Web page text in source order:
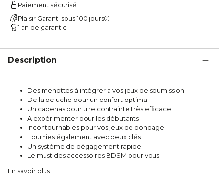
Paiement sécurisé
Plaisir Garanti sous 100 jours
1 an de garantie
Description
Des menottes à intégrer à vos jeux de soumission
De la peluche pour un confort optimal
Un cadenas pour une contrainte très efficace
A expérimenter pour les débutants
Incontournables pour vos jeux de bondage
Fournies également avec deux clés
Un système de dégagement rapide
Le must des accessoires BDSM pour vous
En savoir plus